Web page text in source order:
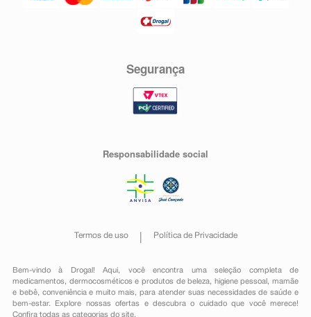
Segurança
Responsabilidade social
Termos de uso Política de Privacidade
Bem-vindo à Drogal! Aqui, você encontra uma seleção completa de
medicamentos , dermocosméticos e produtos de beleza, higiene pessoal ,mamãe
e bebê, conveniênciae muito mais, para atender suas necessidades de saúde e
bem-estar. Explore nossas ofertas e descubra o cuidado que você merece!
Confira todas as categorias do site.